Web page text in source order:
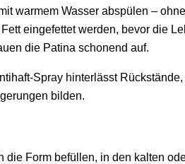
warmem Wasser abspülen –
eingefettet werden, bevor die
die Patina schonend auf.
Spray hinterlässt
bilden.
die Form befüllen, in den kalten